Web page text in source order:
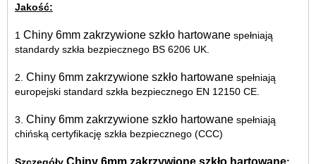
Jakość:
1 Chiny 6mm zakrzywione szkło hartowane spełniają
standardy szkła bezpiecznego BS 6206 UK.
2. Chiny 6mm zakrzywione szkło hartowane spełniają
europejski standard szkła bezpiecznego EN 12150 CE.
3. Chiny 6mm zakrzywione szkło hartowane spełniają
chińską certyfikację szkła bezpiecznego (CCC)
Szczegóły Chiny 6mm zakrzywione szkło hartowane: